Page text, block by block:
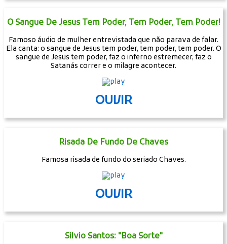
O Sangue De Jesus Tem Poder, Tem Poder, Tem Poder!
Famoso áudio de mulher entrevistada que não parava de falar.
Ela canta: o sangue de Jesus tem poder, tem poder, tem poder. O
sangue de Jesus tem poder, faz o inferno estremecer, faz o
Satanás correr e o milagre acontecer.
OUVIR
Risada De Fundo De Chaves
Famosa risada de fundo do seriado Chaves.
OUVIR
Silvio Santos: "Boa Sorte"